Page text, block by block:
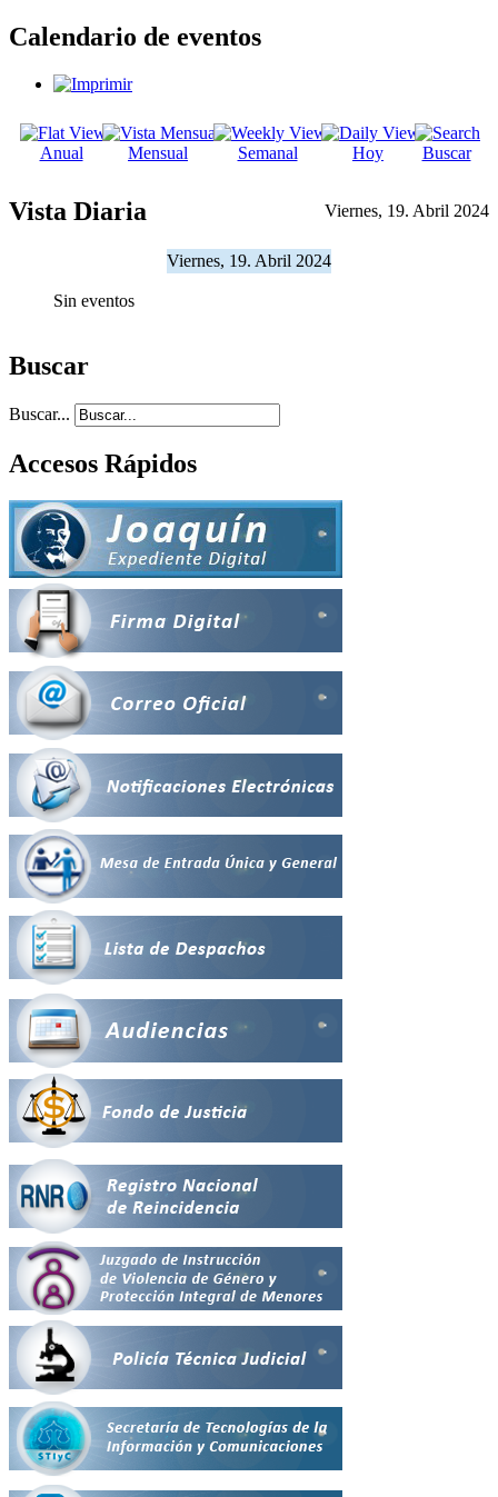
Calendario de eventos
Anual Mensual Semanal Hoy Buscar
Vista Diaria Viernes, 19. Abril 2024
Viernes, 19. Abril 2024
Sin eventos
Buscar
Buscar...
Accesos Rápidos